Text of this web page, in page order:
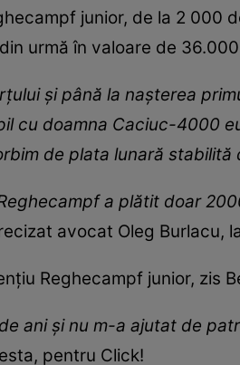
junior, de la 2 000
urmă în valoare de
și până la nașterea
cu doamna Caciuc-4000
de plata lunară stabilită
a plătit doar
avocat Oleg Burlacu,
Reghecampf junior, zis
ani și nu m-a ajutat de
pentru Click!